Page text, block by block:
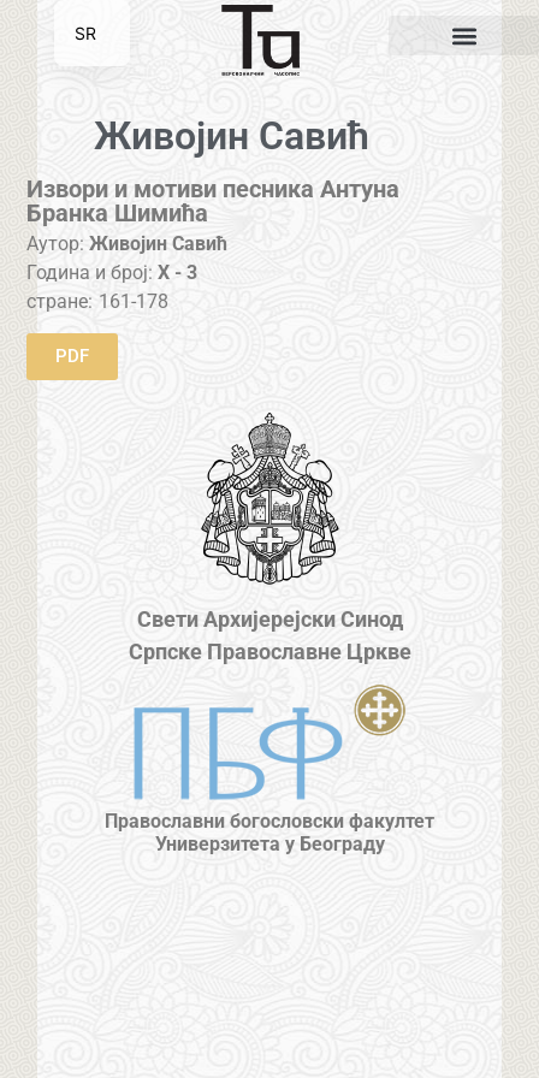
Живојин Савић
Извори и мотиви песника Антуна
Бранка Шимића
Аутор: Живојин Савић
Година и број:X - 3
стране: 161-178
PDF
Свети Архијерејски Синод
Српске Православне Цркве
Православни богословски факултет
Универзитета у Београду
SR
EN